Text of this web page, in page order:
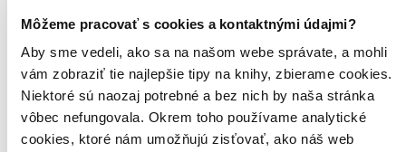
Môžeme pracovať s cookies a kontaktnými údajmi?
Aby sme vedeli, ako sa na našom webe správate, a mohli
vám zobraziť tie najlepšie tipy na knihy, zbierame cookies.
Niektoré sú naozaj potrebné a bez nich by naša stránka
vôbec nefungovala. Okrem toho používame analytické
cookies, ktoré nám umožňujú zisťovať, ako náš web